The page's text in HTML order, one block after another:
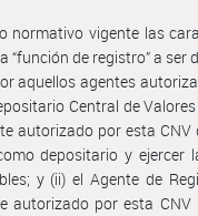
normativo vigente las
“función de registro” a ser
aquellos agentes
Central de
autorizado por esta
depositario y ejercer
y (ii) el Agente de
autorizado por esta